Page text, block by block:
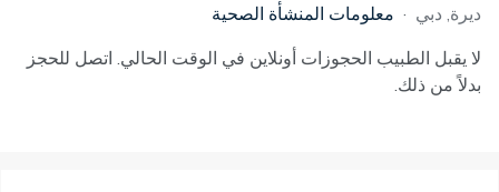
ديرة, دبي · معلومات المنشأة الصحية
لا يقبل الطبيب الحجوزات أونلاين في الوقت الحالي. اتصل للحجز
بدلاً من ذلك.